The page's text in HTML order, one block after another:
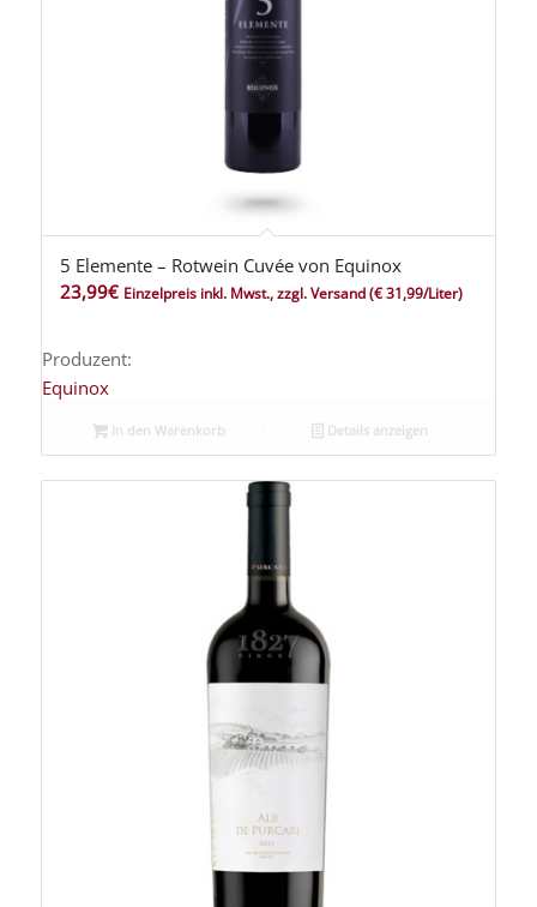
5 Elemente – Rotwein Cuvée von Equinox
23,99€ Einzelpreis inkl. Mwst., zzgl. Versand(€ 31,99/Liter)
Produzent:
Equinox
In den Warenkorb Details anzeigen